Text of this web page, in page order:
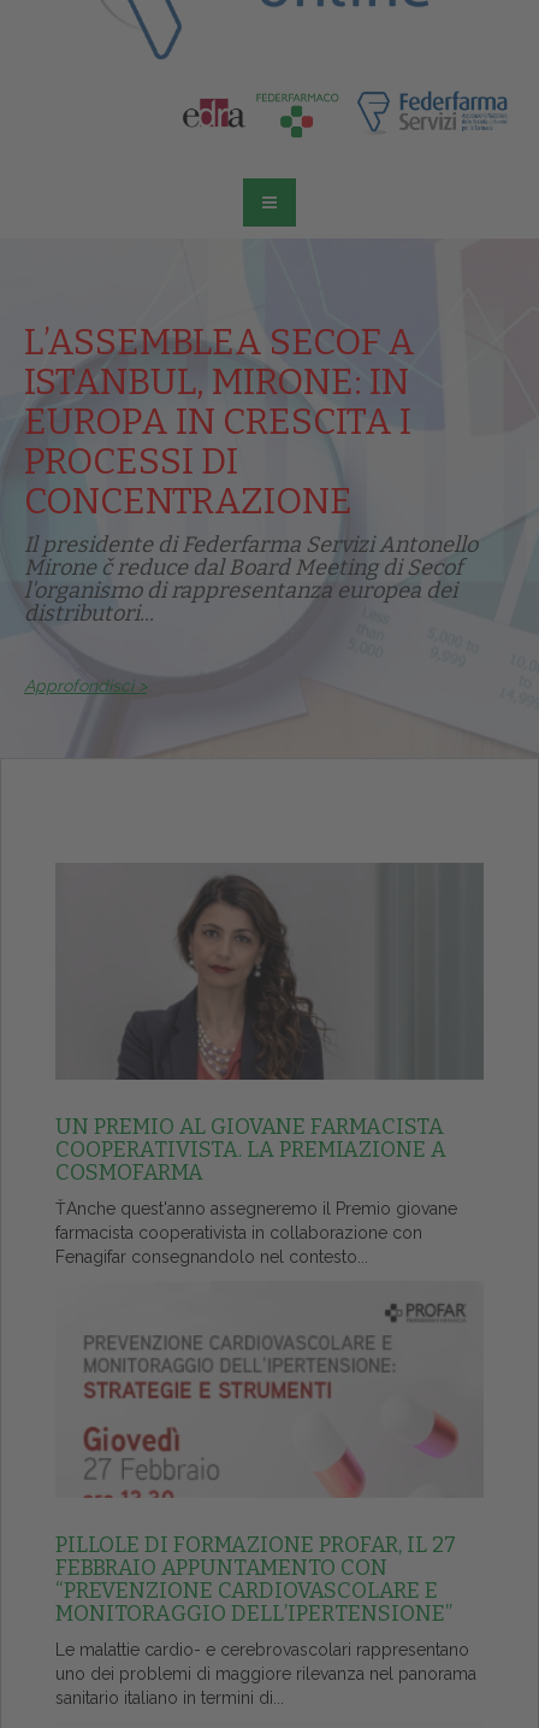
L’ASSEMBLEA SECOF A
ISTANBUL, MIRONE: IN
EUROPA IN CRESCITA I
PROCESSI DI
CONCENTRAZIONE
Il presidente di Federfarma Servizi Antonello
Mirone č reduce dal Board Meeting di Secof
l'organismo di rappresentanza europea dei
distributori...
Approfondisci >
UN PREMIO AL GIOVANE FARMACISTA
COOPERATIVISTA. LA PREMIAZIONE A
COSMOFARMA
ŤAnche quest'anno assegneremo il Premio giovane
farmacista cooperativista in collaborazione con
Fenagifar consegnandolo nel contesto...
PILLOLE DI FORMAZIONE PROFAR, IL 27
FEBBRAIO APPUNTAMENTO CON
“PREVENZIONE CARDIOVASCOLARE E
MONITORAGGIO DELL’IPERTENSIONE”
Le malattie cardio- e cerebrovascolari rappresentano
uno dei problemi di maggiore rilevanza nel panorama
sanitario italiano in termini di...